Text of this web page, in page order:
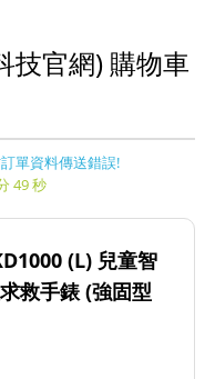
技官網) 購物車
單資料傳送錯誤!
49 秒
(L) 兒童智
救手錶 (強固型